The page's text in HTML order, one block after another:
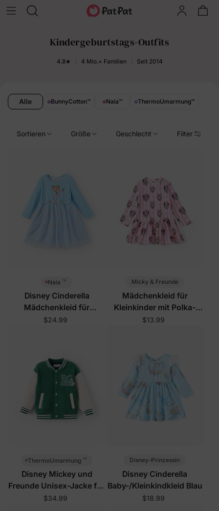
Kindergeburtstags-Outfits
4.8★ 4 Mio.+ Familien Seit 2014
Alle BunnyCotton™ Naia™ ThermoUmarmung™
Sortieren Größe Geschlecht Filter
Naia ™
Disney Cinderella
Mädchenkleid für
Kleinkinder Grau
$24.99
Micky & Freunde
Mädchenkleid für
Kleinkinder mit Polka-
Dots in Pink
$13.99
ThermoUmarmung ™
Disney Mickey und
Freunde Unisex-Jacke für
Kleinkinder/Kinder Grün
$34.99
Disney-Prinzessin
Disney Cinderella
Baby-/Kleinkindkleid Blau
$18.99